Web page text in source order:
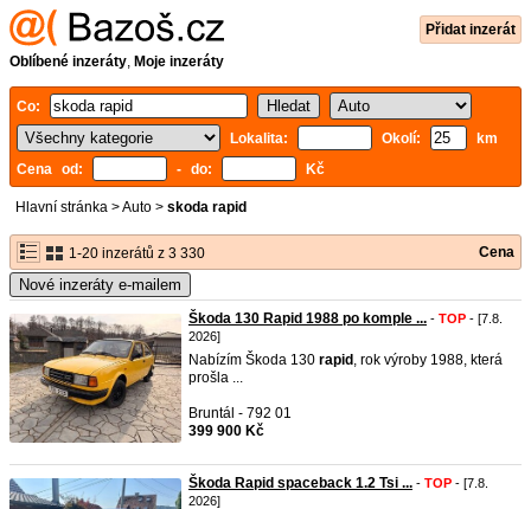
Přidat inzerát
Oblíbené inzeráty, Moje inzeráty
Co:
Lokalita:
Okolí:
km
Cena od:
- do: Kč
Hlavní stránka >Auto > skoda rapid
1-20 inzerátů z 3 330 Cena
Nové inzeráty e-mailem
Škoda 130 Rapid 1988 po komple ... - TOP - [7.8.
2026]
Nabízím Škoda 130 rapid , rok výroby 1988, která
prošla ...
Bruntál - 792 01
399 900 Kč
Škoda Rapid spaceback 1.2 Tsi ... - TOP - [7.8.
2026]